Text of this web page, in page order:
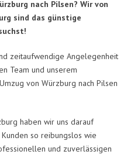
nach Pilsen? Wir von
sind das günstige
zeitaufwendige Angelegenheit
Team und unserem
von Würzburg nach Pilsen
haben wir uns darauf
so reibungslos wie
und zuverlässigen